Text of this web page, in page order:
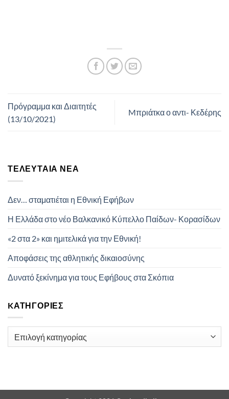
Πρόγραμμα και Διαιτητές
(13/10/2021)
Mπριάτκα ο αντι- Κεδέρης
ΤΕΛΕΥΤΑΊΑ ΝΈΑ
Δεν… σταματιέται η Εθνική Εφήβων
Η Ελλάδα στο νέο Βαλκανικό Κύπελλο Παίδων- Κορασίδων
«2 στα 2» και ημιτελικά για την Εθνική!
Αποφάσεις της αθλητικής δικαιοσύνης
Δυνατό ξεκίνημα για τους Εφήβους στα Σκόπια
KΑΤΗΓΟΡΊΕΣ
Kατηγορίες